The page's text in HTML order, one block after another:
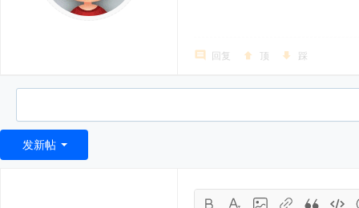
回复 顶 踩
发新帖